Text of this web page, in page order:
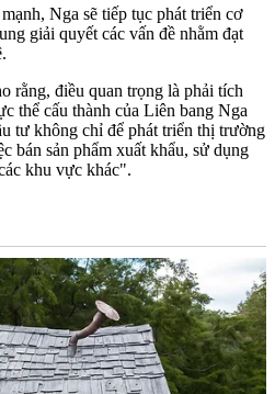
Nga sẽ tiếp tục phát triển cơ
giải quyết các vấn đề nhằm đạt
rằng, điều quan trọng là phải tích
thể cấu thành của Liên bang Nga
tư không chỉ để phát triển thị trường
bán sản phẩm xuất khẩu, sử dụng
khu vực khác".